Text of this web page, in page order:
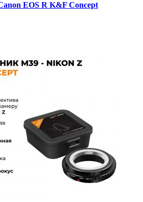
EOS R K&F Concept